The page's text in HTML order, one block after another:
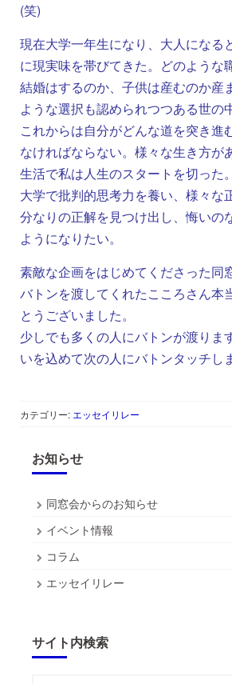
(笑)
現在大学一年生になり、大人になる
に現実味を帯びてきた。どのような
結婚はするのか、子供は産むのか産
ような選択も認められつつある世の
これからは自分がどんな道を突き進
なければならない。様々な生き方が
生活で私は人生のスタートを切った
大学で批判的思考力を養い、様々な
分なりの正解を見つけ出し、悔いの
ようになりたい。
素敵な企画をはじめてくださった同
バトンを渡してくれたこころさん本
とうございました。
少しでも多くの人にバトンが渡りま
いを込めて次の人にバトンタッチし
カテゴリー: エッセイリレー
お知らせ
同窓会からのお知らせ
イベント情報
コラム
エッセイリレー
サイト内検索